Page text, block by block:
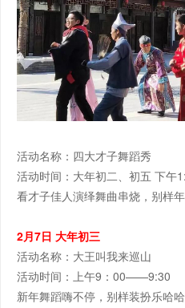
活动名称：四大才子舞蹈秀
活动时间：大年初二、初五 下
看才子佳人演绎舞曲串烧，别样
2月7日 大年初三
活动名称：大王叫我来巡山
活动时间：上午9：00——9:30
新年舞蹈嗨不停，别样装扮乐哈哈